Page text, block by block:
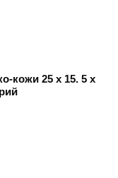
кожи 25 х 15. 5 х